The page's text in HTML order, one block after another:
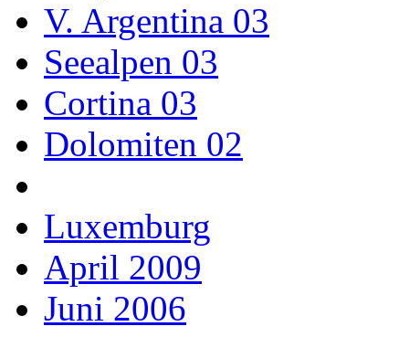
V. Argentina 03
Seealpen 03
Cortina 03
Dolomiten 02
Luxemburg
April 2009
Juni 2006